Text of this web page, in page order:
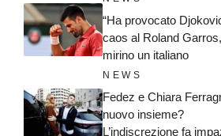
“Ha provocato
caos al Roland
mirino un italiano
NEWS
Fedez e Chiara
nuovo insieme?
L’indiscrezione fa